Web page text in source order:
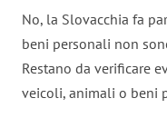
No, la Slovacchia fa
beni personali non
Restano da verificare
veicoli, animali o beni